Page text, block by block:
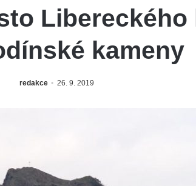
kameny
redakce 26. 9. 2019